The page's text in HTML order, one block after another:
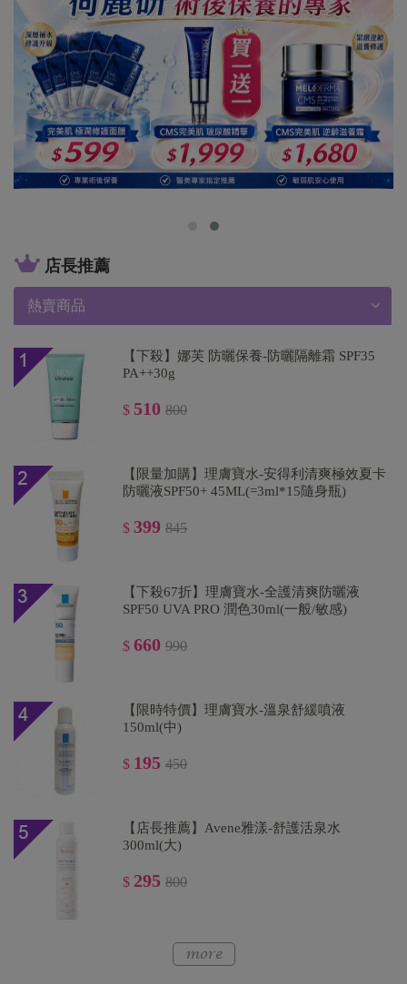
店長推薦
熱賣商品
【下殺】娜芙 防曬保養-防曬隔離霜 SPF35
PA++30g
$ 510 800
【限量加購】理膚寶水-安得利清爽極效夏卡
防曬液SPF50+ 45ML(=3ml*15隨身瓶)
$ 399 845
【下殺67折】理膚寶水-全護清爽防曬液
SPF50 UVA PRO 潤色30ml(一般/敏感)
$ 660 990
【限時特價】理膚寶水-溫泉舒緩噴液
150ml(中)
$ 195 450
【店長推薦】Avene雅漾-舒護活泉水
300ml(大)
$ 295 800
【下殺67折】理膚寶水-全護清透亮顏防曬隔
離乳30ml(新瑰蜜霜)